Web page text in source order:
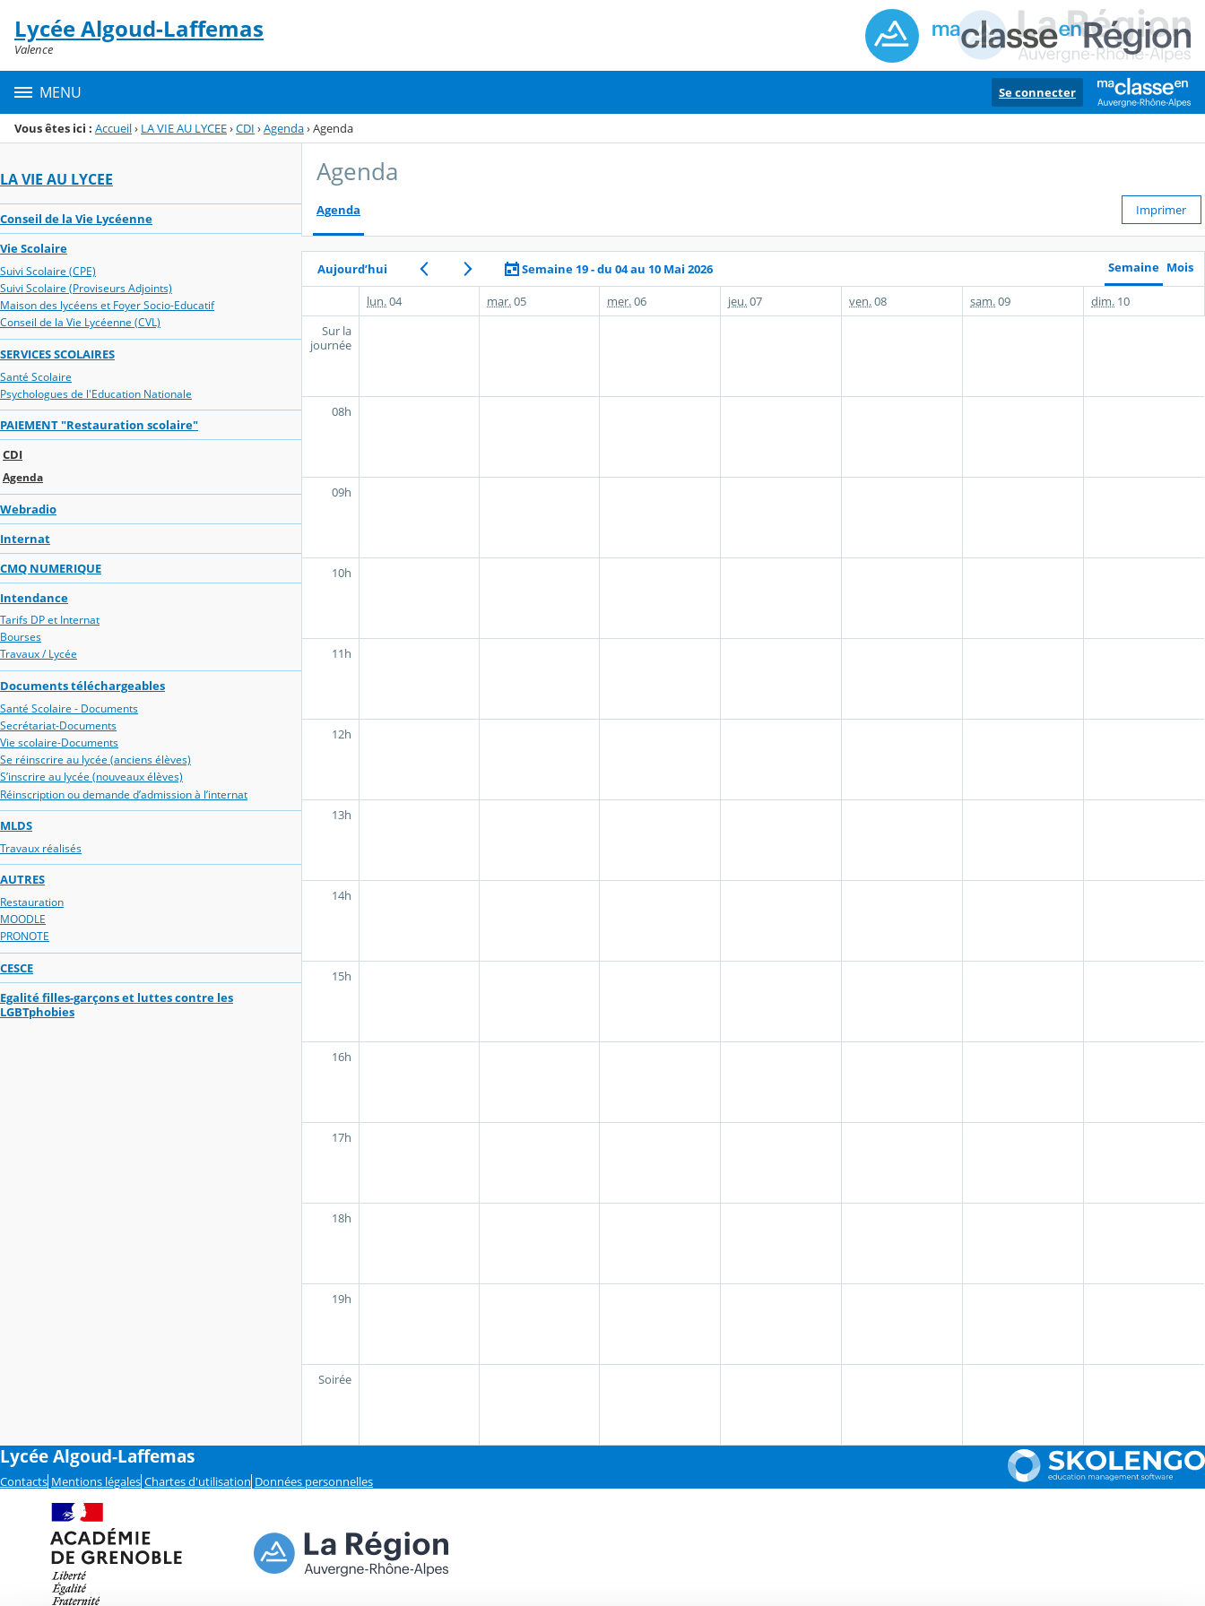
Menu de la rubrique
Contenu
Lycée Algoud-Laffemas
Valence
MENU Se connecter
Vous êtes ici : Accueil› LA VIE AU LYCEE›CDI ›Agenda›Agenda
LA VIE AU LYCEE
Conseil de la Vie Lycéenne
Vie Scolaire
Suivi Scolaire (CPE)
Suivi Scolaire (Proviseurs Adjoints)
Maison des lycéens et Foyer Socio-Educatif
Conseil de la Vie Lycéenne (CVL)
SERVICES SCOLAIRES
Santé Scolaire
Psychologues de l'Education Nationale
PAIEMENT "Restauration scolaire"
CDI
Agenda
Webradio
Internat
CMQ NUMERIQUE
Intendance
Tarifs DP et Internat
Bourses
Travaux / Lycée
Documents téléchargeables
Santé Scolaire - Documents
Secrétariat-Documents
Vie scolaire-Documents
Se réinscrire au lycée (anciens élèves)
S’inscrire au lycée (nouveaux élèves)
Réinscription ou demande d’admission à l’internat
MLDS
Travaux réalisés
AUTRES
Restauration
MOODLE
PRONOTE
CESCE
Egalité filles-garçons et luttes contre les
LGBTphobies
Agenda
Agenda Imprimer
Aujourd’hui Semaine 19 - du 04 au 10 Mai 2026 Semaine Mois
lun.04 mar.05 mer.06 jeu.07 ven.08 sam.09 dim. 10
Sur la
journée
08h
09h
10h
11h
12h
13h
14h
15h
16h
17h
18h
19h
Soirée
Lycée Algoud-Laffemas
Contacts Mentions légales Chartes d'utilisation Données personnelles